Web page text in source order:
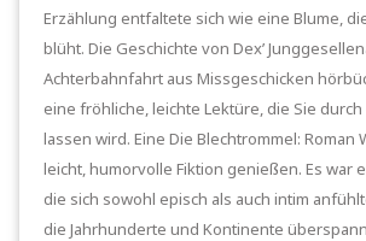
Erzählung entfaltete sich wie eine Blume,
blüht. Die Geschichte von Dex’
Achterbahnfahrt aus Missgeschicken
eine fröhliche, leichte Lektüre, die Sie
lassen wird. Eine Die Blechtrommel: Roman
leicht, humorvolle Fiktion genießen. Es war
die sich sowohl episch als auch intim
die Jahrhunderte und Kontinente